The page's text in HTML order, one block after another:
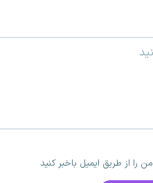
از طریق ایمیل باخبر کنید